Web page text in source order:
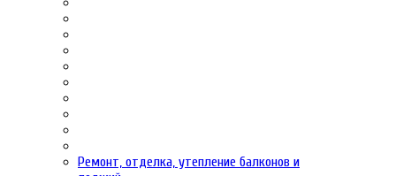
Ремонт, отделка, утепление балконов и